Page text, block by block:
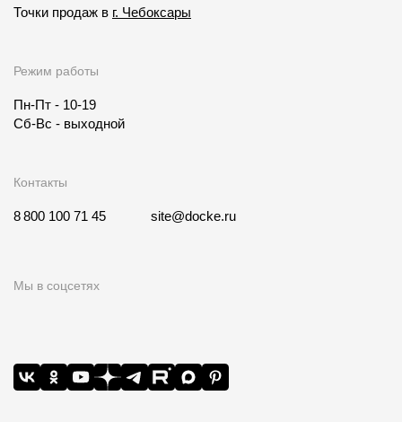
Точки продаж в г. Чебоксары
Режим работы
Пн-Пт - 10-19
Сб-Вс - выходной
Контакты
8 800 100 71 45 site@docke.ru
Мы в соцсетях